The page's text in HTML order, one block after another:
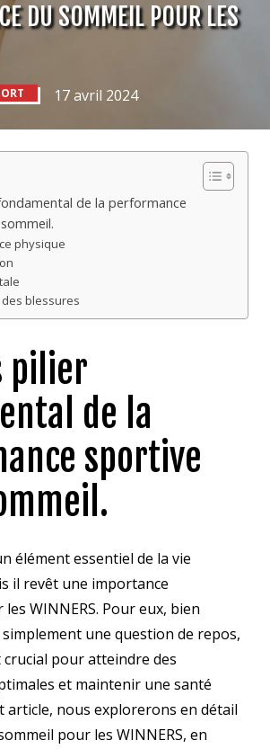
DU SOMMEIL POUR LES
17 avril 2024
de la performance
physique
blessures
pilier
de la
sportive
élément essentiel de la vie
il revêt une importance
WINNERS. Pour eux, bien
une question de repos,
pour atteindre des
et maintenir une santé
article, nous explorerons en détail
pour les WINNERS, en